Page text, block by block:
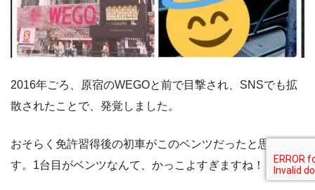
2016年ごろ、原宿のWEGOと前で目撃され、SNSでも拡
散されたことで、発覚しました。
おそらく免許習得後の初車がこのベンツだったと思われま
す。1台目がベンツなんて、かっこよすぎますね！